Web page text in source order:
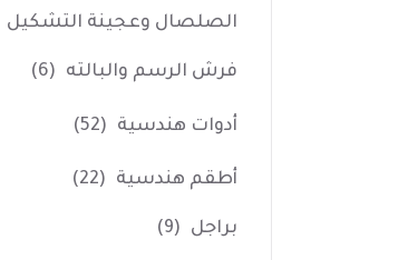
الصلصال وعجينة التشكيل
فرش الرسم والبالته (6)
أدوات هندسية (52)
أطقم هندسية (22)
براجل (9)